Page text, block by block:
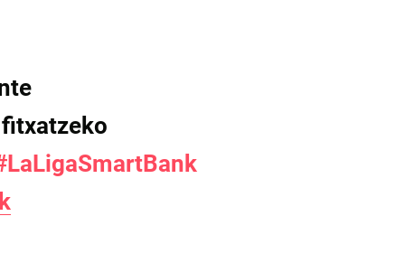
fitxatzeko